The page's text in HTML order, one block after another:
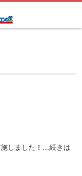
施しました！…続きは